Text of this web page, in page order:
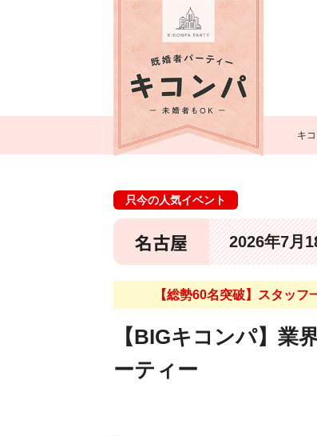
キ
只今の人気イベント
名古屋 2026年7月
【総勢60名突破】スタッ
【BIGキコンパ】業
ーティー